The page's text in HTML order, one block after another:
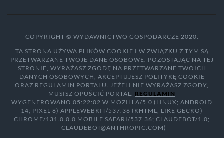
COPYRIGHT © WYDAWNICTWO GOSPODARCZE 2020.
TA STRONA UŻYWA PLIKÓW COOKIE I W ZWIĄZKU Z TYM SĄ
PRZETWARZANE TWOJE DANE OSOBOWE. POZOSTAJĄC NA TEJ
STRONIE, WYRAŻASZ ZGODĘ NA PRZETWARZANE TWOICH
DANYCH OSOBOWYCH, AKCEPTUJESZ POLITYKĘ COOKIE
ORAZ REGULAMIN PORTALU. JEŻELI NIE WYRAŻASZ ZGODY,
MUSISZ OPUŚCIĆ PORTAL. REGULAMIN
WYGENEROWANO 05:22:02 W MOZILLA/5.0 (LINUX; ANDROID
14; PIXEL 8) APPLEWEBKIT/537.36 (KHTML, LIKE GECKO)
CHROME/131.0.0.0 MOBILE SAFARI/537.36; CLAUDEBOT/1.0;
+CLAUDEBOT@ANTHROPIC.COM)